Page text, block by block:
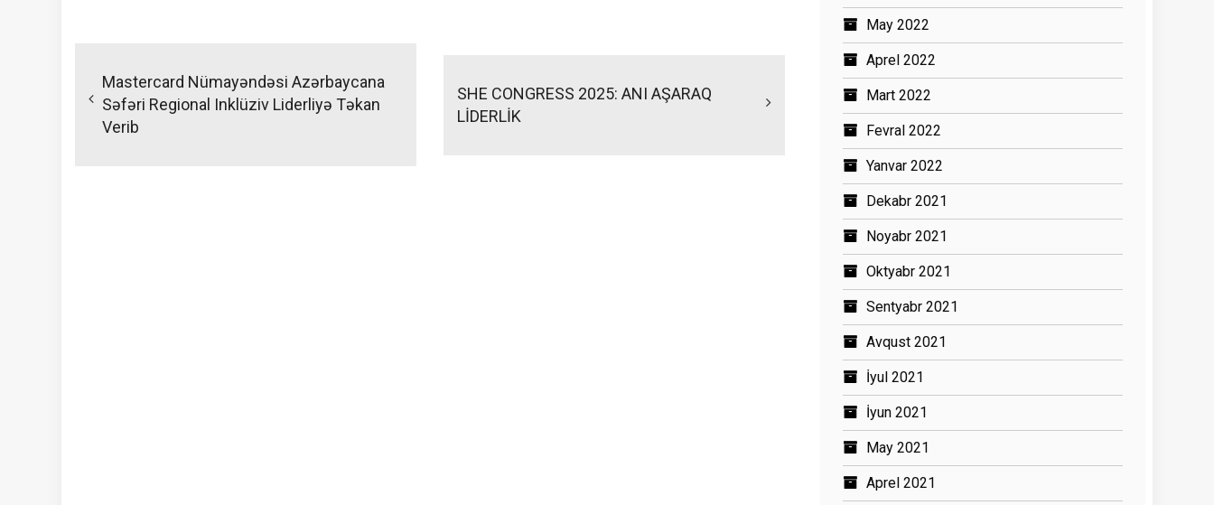
naviqasiyası
Mastercard Nümayəndəsi Azərbaycana
Səfəri Regional Inklüziv Liderliyə Təkan
Verib
SHE CONGRESS 2025: ANI AŞARAQ
LİDERLİK
May 2022
Aprel 2022
Mart 2022
Fevral 2022
Yanvar 2022
Dekabr 2021
Noyabr 2021
Oktyabr 2021
Sentyabr 2021
Avqust 2021
İyul 2021
İyun 2021
May 2021
Aprel 2021